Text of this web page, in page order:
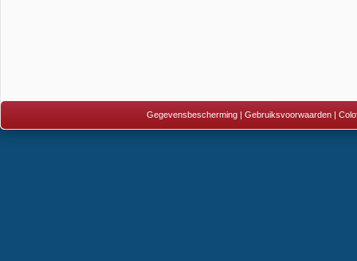
Gegevensbescherming| Gebruiksvoorwaarden|